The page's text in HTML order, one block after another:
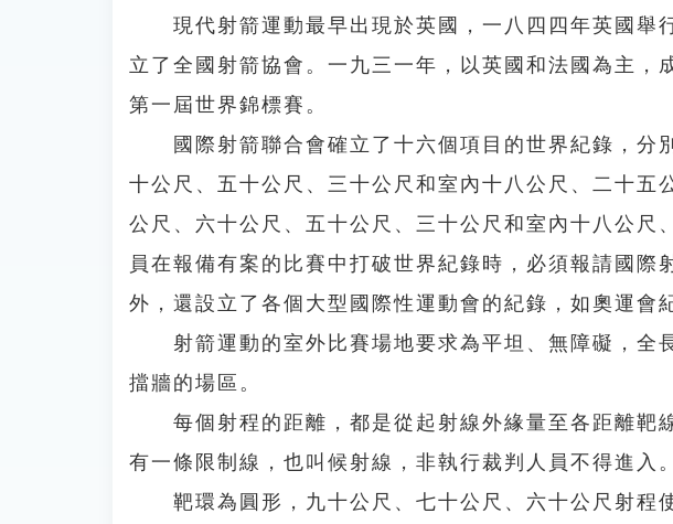
現代射箭運動最早出現於英國，一八四四年英國舉
立了全國射箭協會。一九三一年，以英國和法國為主，
第一屆世界錦標賽。
國際射箭聯合會確立了十六個項目的世界紀錄，分
十公尺、五十公尺、三十公尺和室內十八公尺、二十五
公尺、六十公尺、五十公尺、三十公尺和室內十八公尺
員在報備有案的比賽中打破世界紀錄時，必須報請國際
外，還設立了各個大型國際性運動會的紀錄，如奧運會
射箭運動的室外比賽場地要求為平坦、無障礙，全
擋牆的場區。
每個射程的距離，都是從起射線外緣量至各距離靶
有一條限制線，也叫候射線，非執行裁判人員不得進入。
靶環為圓形，九十公尺、七十公尺、六十公尺射程